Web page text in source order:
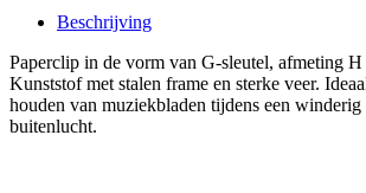
Beschrijving
Paperclip in de vorm van G-sleutel, afmeting
Kunststof met stalen frame en sterke veer.
houden van muziekbladen tijdens een winderig
buitenlucht.